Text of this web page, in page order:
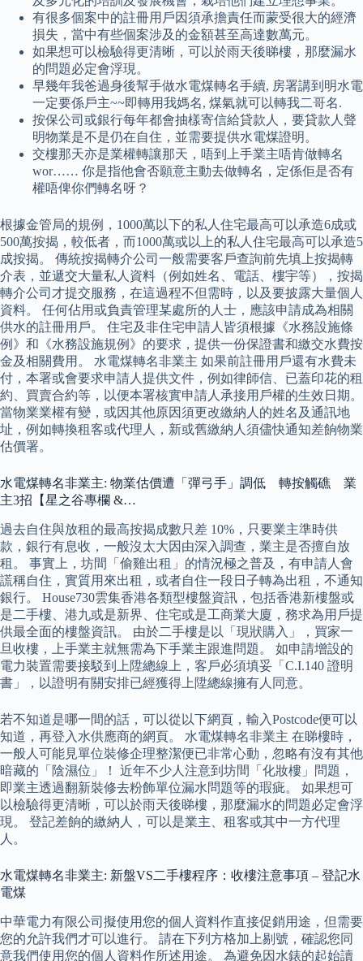
有很多個案中的註冊用戶因須承擔責任而蒙受很大的經濟
損失，當中有些個案涉及的金額甚至高達數萬元。
如果想可以檢驗得更清晰，可以於雨天後睇樓，那麼漏水
的問題必定會浮現。
早幾年我爸過身後幫手做水電煤轉名手續, 房署講到明水電
一定要係戶主~~即轉用我媽名, 煤氣就可以轉我二哥名.
按保公司或銀行每年都會抽樣寄信給貸款人，要貸款人聲
明物業是不是仍在自住，並需要提供水電煤證明。
交樓那天亦是業權轉讓那天，唔到上手業主唔肯做轉名
wor…… 你是指他會否願意主動去做轉名，定係佢是否有
權唔俾你們轉名呀？
根據金管局的規例，1000萬以下的私人住宅最高可以承造6成或
500萬按揭，較低者，而1000萬或以上的私人住宅最高可以承造5
成按揭。 傳統按揭轉介公司一般需要客戶查詢前先填上按揭轉
介表，並遞交大量私人資料（例如姓名、電話、樓宇等），按揭
轉介公司才提交服務，在這過程不但需時，以及要披露大量個人
資料。 任何佔用或負責管理某處所的人士，應該申請成為相關
供水的註冊用戶。 住宅及非住宅申請人皆須根據《水務設施條
例》和《水務設施規例》的要求，提供一份保證書和繳交水費按
金及相關費用。 水電煤轉名非業主 如果前註冊用戶還有水費未
付，本署或會要求申請人提供文件，例如律師信、已蓋印花的租
約、買賣合約等，以便本署核實申請人承接用戶權的生效日期。
當物業業權有變，或因其他原因須更改繳納人的姓名及通訊地
址，例如轉換租客或代理人，新或舊繳納人須儘快通知差餉物業
估價署。
水電煤轉名非業主: 物業估價遭「彈弓手」調低 轉按觸礁 業
主3招【星之谷專欄 &…
過去自住與放租的最高按揭成數只差 10%，只要業主準時供
款，銀行有息收，一般沒太大因由深入調查，業主是否擅自放
租。 事實上，坊間「偷雞出租」的情況極之普及，有申請人會
謊稱自住，實質用來出租，或者自住一段日子轉為出租，不通知
銀行。 House730雲集香港各類型樓盤資訊，包括香港新樓盤或
是二手樓、港九或是新界、住宅或是工商業大廈，務求為用戶提
供最全面的樓盤資訊。 由於二手樓是以「現狀購入」，買家一
旦收樓，上手業主就無需為下手業主跟進問題。 如申請增設的
電力裝置需要接駁到上陞總線上，客戶必須填妥「C.I.140 證明
書」，以證明有關安排已經獲得上陞總線擁有人同意。
若不知道是哪一間的話，可以從以下網頁，輸入Postcode便可以
知道，再登入水供應商的網頁。 水電煤轉名非業主 在睇樓時，
一般人可能見單位裝修企理整潔便已非常心動，忽略有沒有其他
暗藏的「陰濕位」！ 近年不少人注意到坊間「化妝樓」問題，
即業主透過翻新裝修去粉飾單位漏水問題等的瑕疵。 如果想可
以檢驗得更清晰，可以於雨天後睇樓，那麼漏水的問題必定會浮
現。 登記差餉的繳納人，可以是業主、租客或其中一方代理
人。
水電煤轉名非業主: 新盤VS二手樓程序：收樓注意事項 – 登記水
電煤
中華電力有限公司擬使用您的個人資料作直接促銷用途，但需要
您的允許我們才可以進行。 請在下列方格加上剔號，確認您同
意我們使用您的個人資料作所述用途。 為避免因水錶的起始讀